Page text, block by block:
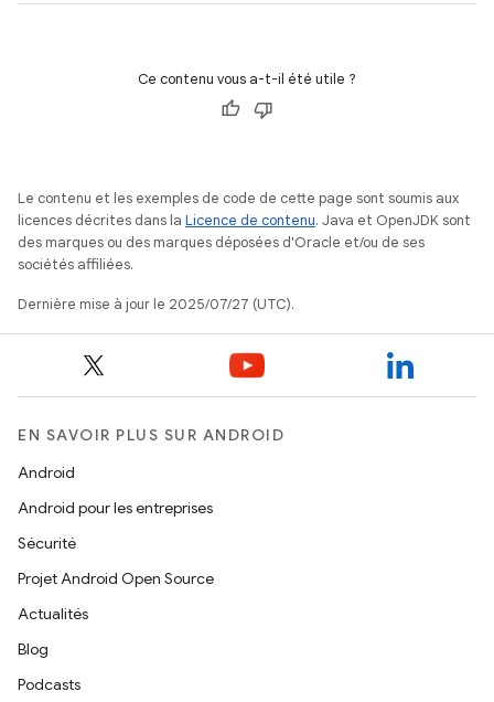
Ce contenu vous a-t-il été utile ?
Le contenu et les exemples de code de cette page sont soumis aux
licences décrites dans la Licence de contenu. Java et OpenJDK sont
des marques ou des marques déposées d'Oracle et/ou de ses
sociétés affiliées.
Dernière mise à jour le 2025/07/27 (UTC).
EN SAVOIR PLUS SUR ANDROID
Android
Android pour les entreprises
Sécurité
Projet Android Open Source
Actualités
Blog
Podcasts